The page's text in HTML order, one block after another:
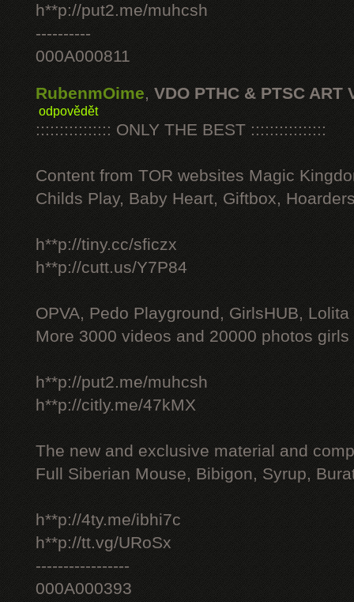
h**p://put2.me/muhcsh
----------
000A000811
RubenmOime, VDO PTHC & PTSC ART
odpovědět
:::::::::::::::: ONLY THE BEST ::::::::::::::::
Content from TOR websites Magic
Childs Play, Baby Heart, Giftbox,
h**p://tiny.cc/sficzx
h**p://cutt.us/Y7P84
OPVA, Pedo Playground, GirlsHUB, Lolita
More 3000 videos and 20000 photos
h**p://put2.me/muhcsh
h**p://citly.me/47kMX
The new and exclusive material and
Full Siberian Mouse, Bibigon, Syrup,
h**p://4ty.me/ibhi7c
h**p://tt.vg/URoSx
-----------------
000A000393